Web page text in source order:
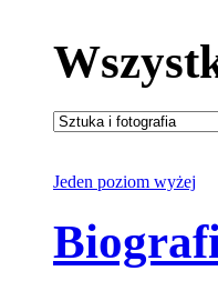
Jeden poziom wyżej